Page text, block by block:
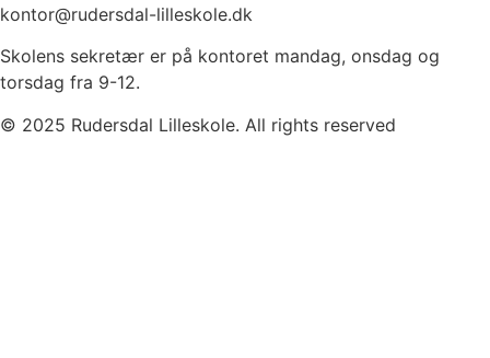
kontor@rudersdal-lilleskole.dk
Skolens sekretær er på kontoret mandag, onsdag og
torsdag fra 9-12.
© 2025 Rudersdal Lilleskole. All rights reserved